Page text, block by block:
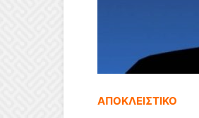
ΑΠΟΚΛΕΙΣΤΙΚΟ